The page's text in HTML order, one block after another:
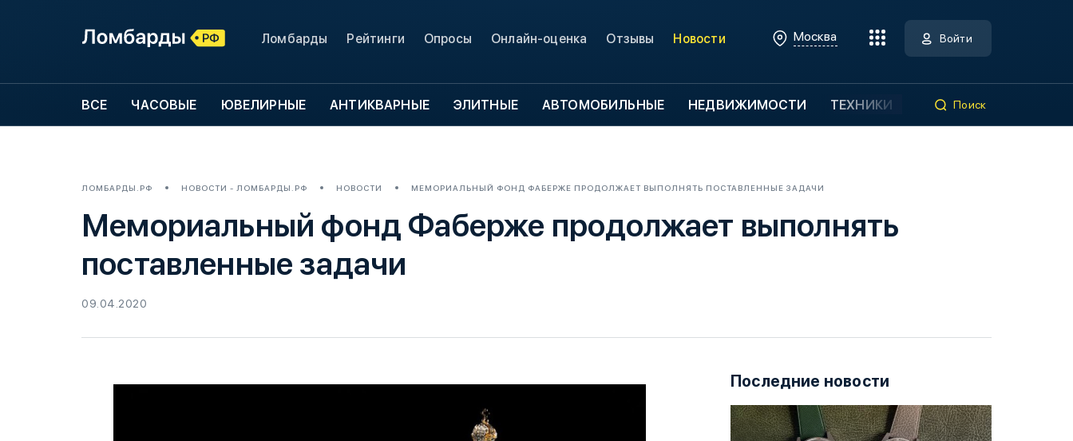
Ломбарды Рейтинги Опросы Онлайн-оценка Отзывы Новости Москва Войти
ВСЕ ЧАСОВЫЕ ЮВЕЛИРНЫЕ АНТИКВАРНЫЕ ЭЛИТНЫЕ АВТОМОБИЛЬНЫЕ НЕДВИЖИМОСТИ ТЕХНИКИ Поиск
ЛОМБАРДЫ.РФ НОВОСТИ - ЛОМБАРДЫ.РФ НОВОСТИ МЕМОРИАЛЬНЫЙ ФОНД ФАБЕРЖЕ ПРОДОЛЖАЕТ ВЫПОЛНЯТЬ ПОСТАВЛЕННЫЕ ЗАДАЧИ
Мемориальный фонд Фаберже продолжает выполнять
поставленные задачи
09.04.2020
Последние новости